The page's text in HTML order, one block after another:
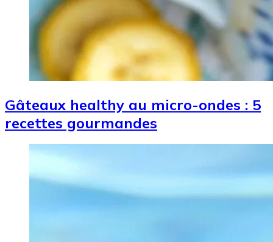
Gâteaux healthy au micro-ondes : 5
recettes gourmandes
Image